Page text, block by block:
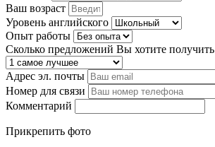
Ваш возраст
Уровень английского
Опыт работы
Сколько предложений Вы хотите получить
Адрес эл. почты
Номер для связи
Комментарий
Прикрепить фото